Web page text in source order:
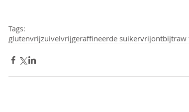
Tags:
glutenvrijzuivelvrijgeraffineerde suikervrijontbijtraw